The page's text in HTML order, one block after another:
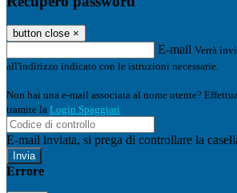
button close ×
E-mail Verrà
all'indirizzo indicato con le istruzioni necessarie.
Non hai una e-mail associata al nome utente?
tramite la Login Spaggiari
E-mail inviata, si prega di controllare la
Errore